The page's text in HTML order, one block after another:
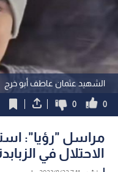
الشهيد عثمان عاطف أبو خرج
0
0
مراسل "رؤيا":
الاحتلال في